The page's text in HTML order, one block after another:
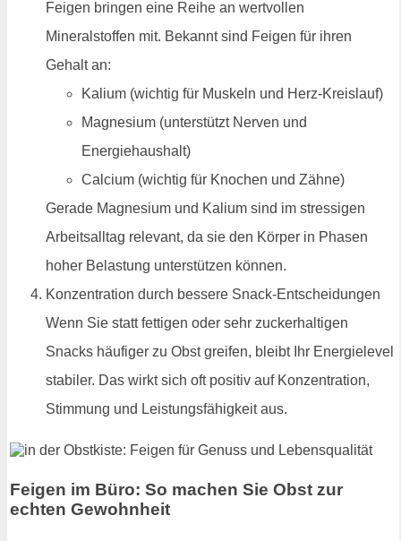
Feigen bringen eine Reihe an wertvollen
Mineralstoffen mit. Bekannt sind Feigen für ihren
Gehalt an:
Kalium (wichtig für Muskeln und Herz-Kreislauf)
Magnesium (unterstützt Nerven und
Energiehaushalt)
Calcium (wichtig für Knochen und Zähne)
Gerade Magnesium und Kalium sind im stressigen
Arbeitsalltag relevant, da sie den Körper in Phasen
hoher Belastung unterstützen können.
Konzentration durch bessere Snack-Entscheidungen
Wenn Sie statt fettigen oder sehr zuckerhaltigen
Snacks häufiger zu Obst greifen, bleibt Ihr Energielevel
stabiler. Das wirkt sich oft positiv auf Konzentration,
Stimmung und Leistungsfähigkeit aus.
Feigen im Büro: So machen Sie Obst zur
echten Gewohnheit